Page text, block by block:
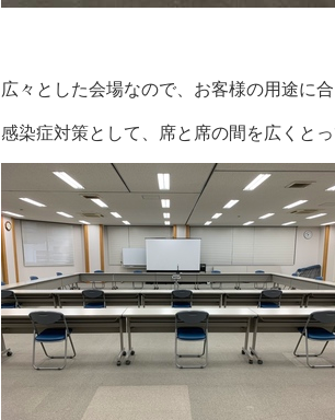
広々とした会場なので、お客様の用途に
感染症対策として、席と席の間を広くと